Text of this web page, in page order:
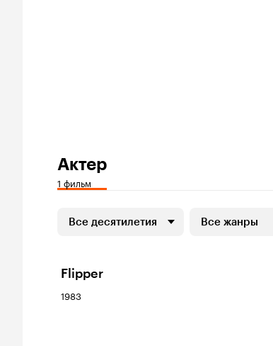
Актер
1 фильм
Все десятилетия Все жанры
Flipper
1983